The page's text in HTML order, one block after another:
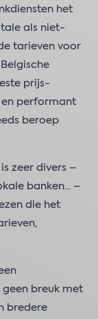
het
als niet-
tarieven voor
prijs-
en performant
beroep
zeer divers –
banken... –
die het
breuk met
bredere